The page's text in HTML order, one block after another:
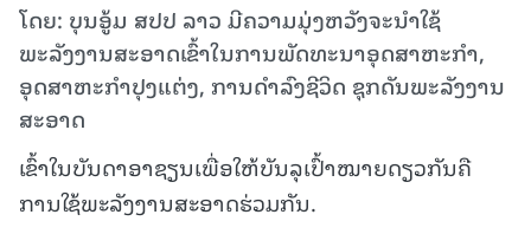
ໂດຍ: ບຸນອູ້ມ ສປປ ລາວ ມີຄວາມມຸ່ງຫວັງຈະນຳໃຊ້
ພະລັງງານສະອາດເຂົ້າໃນການພັດທະນາອຸດສາຫະກຳ,
ອຸດສາຫະກຳປຸງແຕ່ງ, ການດໍາລົງຊີວິດ ຊຸກດັນພະລັງງານ
ສະອາດ
ເຂົ້າໃນບັນດາອາຊຽນເພື່ອໃຫ້ບັນລຸເປົ້າໝາຍດຽວກັນຄື
ການໃຊ້ພະລັງງານສະອາດຮ່ວມກັນ.